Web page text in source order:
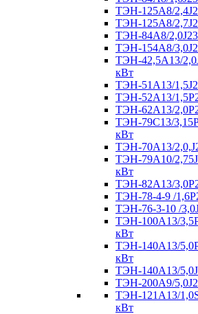
ТЭН-125А8/
ТЭН-125А8/
ТЭН-84А8/
ТЭН-154А8/
ТЭН-42,5А13/
кВт
ТЭН-51А13/
ТЭН-52А13/
ТЭН-62А13/
ТЭН-79С13/
кВт
ТЭН-70А13/
ТЭН-79А10/
кВт
ТЭН-82А13/
ТЭН-78-4-9 /
ТЭН-76-3-10 /
ТЭН-100А13/
кВт
ТЭН-140А13/
кВт
ТЭН-140А13/
ТЭН-200А9/
ТЭН-121А13/
кВт